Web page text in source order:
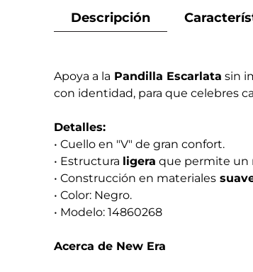
Descripción
Apoya a la Pandilla Escarlata sin
con identidad, para que celebres
Detalles:
• Cuello en "V" de gran confort.
• Estructura ligera que permite un
• Construcción en materiales
• Color: Negro.
• Modelo: 14860268
Acerca de New Era